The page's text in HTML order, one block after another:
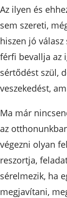
Az ilyen és
sem szereti,
hiszen jó
férfi bevallja az
sértődést szül,
veszekedést,
Ma már
az
végezni olyan
reszortja,
sérelmezik, ha
megjavítani,